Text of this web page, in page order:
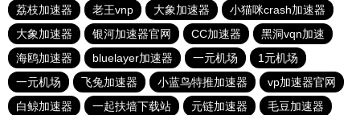
荔枝加速器
老王vnp 大象加速器
小猫咪crash加速器
大象加速器
银河加速器官网 CC加速器
黑洞vqn加速
海鸥加速器
bluelayer加速器 一元机场
1元机场
一元机场
飞兔加速器 小蓝鸟特推加速器
vp加速器官网
白鲸加速器
一起扶墙下载站 元链加速器
毛豆加速器